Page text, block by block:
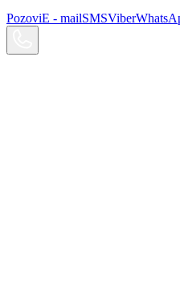
PozoviE - mailSMSViber